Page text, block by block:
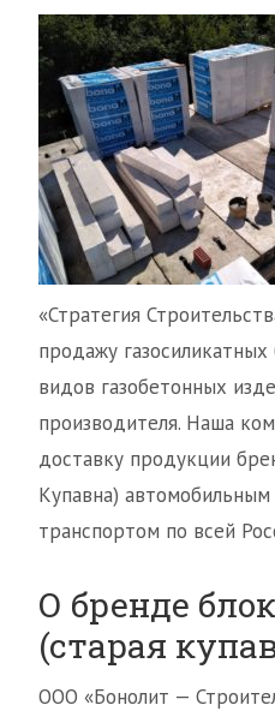
«Стратегия
продажу
видов газобетонных
производителя. Наша
доставку продукции
Купавна)
транспортом по всей
О бренде
(старая
ООО «Бонолит —